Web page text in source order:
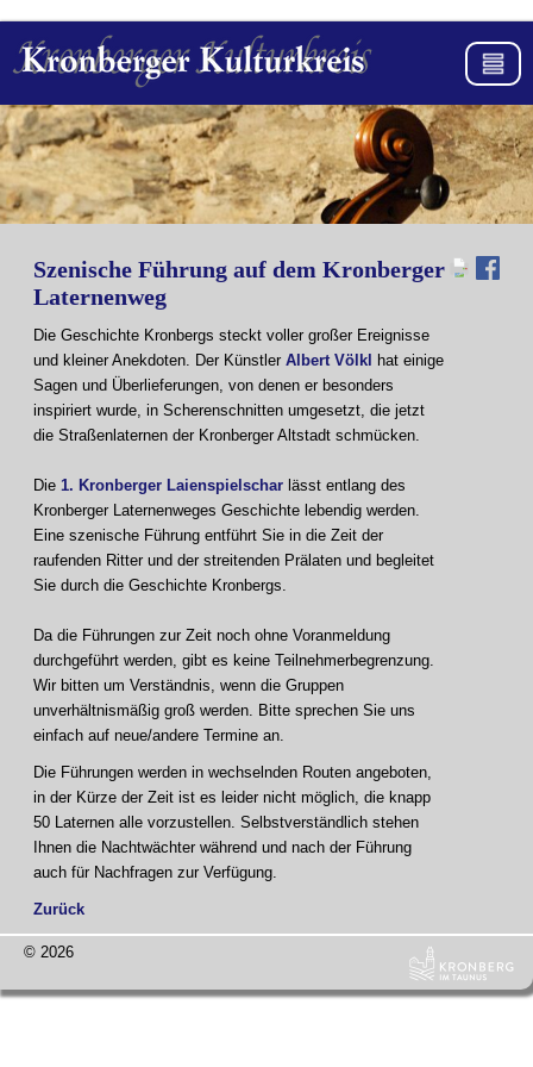
Szenische Führung auf dem Kronberger
Laternenweg
Die Geschichte Kronbergs steckt voller großer Ereignisse
und kleiner Anekdoten. Der Künstler Albert Völkl
hat einige
Sagen und Überlieferungen, von denen er besonders
inspiriert wurde, in Scherenschnitten umgesetzt, die jetzt
die Straßenlaternen der Kronberger Altstadt schmücken.
Die 1. Kronberger Laienspielschar lässt entlang des
Kronberger Laternenweges Geschichte lebendig werden.
Eine szenische Führung entführt Sie in die Zeit der
raufenden Ritter und der streitenden Prälaten und begleitet
Sie durch die Geschichte Kronbergs.
Da die Führungen zur Zeit noch ohne Voranmeldung
durchgeführt werden, gibt es keine Teilnehmerbegrenzung.
Wir bitten um Verständnis, wenn die Gruppen
unverhältnismäßig groß werden. Bitte sprechen Sie uns
einfach auf neue/andere Termine an.
Die Führungen werden in wechselnden Routen angeboten,
in der Kürze der Zeit ist es leider nicht möglich, die knapp
50 Laternen alle vorzustellen. Selbstverständlich stehen
Ihnen die Nachtwächter während und nach der Führung
auch für Nachfragen zur Verfügung.
Zurück
© 2026